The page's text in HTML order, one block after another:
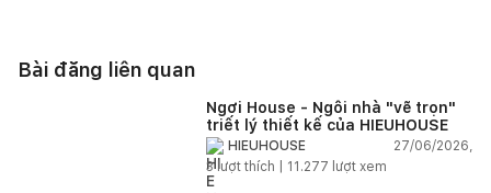
Bài đăng liên quan
Ngơi House - Ngôi nhà "vẽ trọn"
triết lý thiết kế của HIEUHOUSE
HIEUHOUSE
27/06/2026,
3lượt thích | 11.277 lượt xem